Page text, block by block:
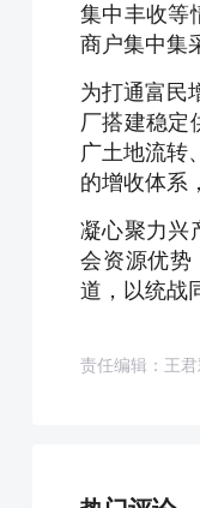
集中丰收等
商户集中集
为打通富民
厂搭建稳定
广土地流转
的增收体系
凝心聚力兴
会资源优势
道，以统战
责任编辑：王君